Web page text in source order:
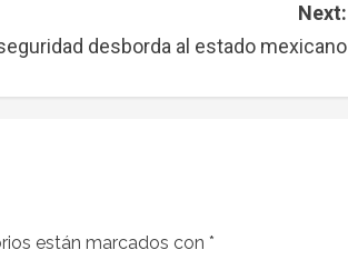
Next:
desborda al estado mexicano
están marcados con *